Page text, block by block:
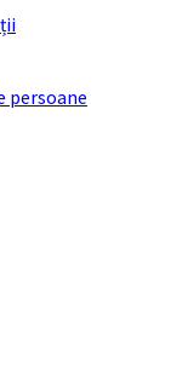
persoane